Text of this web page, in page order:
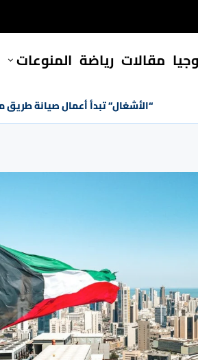
مقالات رياضة المنوعات
“الأشغال” تبدأ أعمال صيانة طريق